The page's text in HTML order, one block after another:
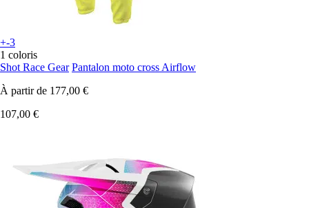
+-3
1 coloris
Shot Race Gear Pantalon moto cross Airflow
À partir de 177,00 €
107,00 €